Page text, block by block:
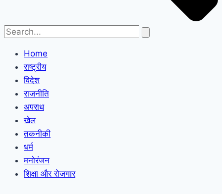
Home
राष्ट्रीय
विदेश
राजनीति
अपराध
खेल
तकनीकी
धर्म
मनोरंजन
शिक्षा और रोजगार